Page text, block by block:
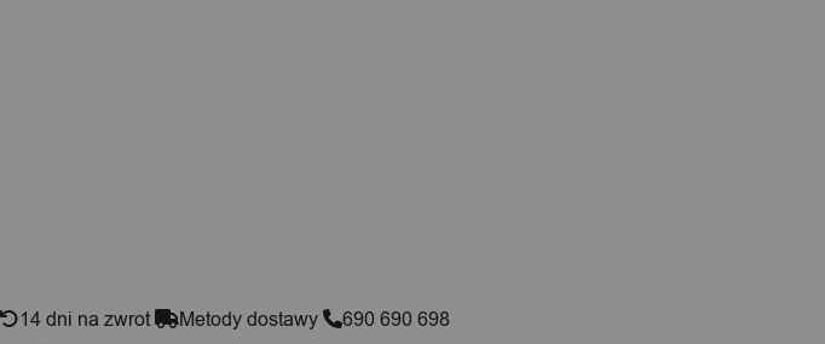
14 dni na zwrot Metody dostawy 690 690 698